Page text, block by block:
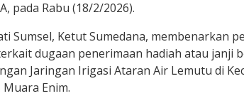
pada Rabu (18/2/2026).
Sumsel, Ketut Sumedana, membenarkan
dugaan penerimaan hadiah atau janji
Jaringan Irigasi Ataran Air Lemutu di
Enim.